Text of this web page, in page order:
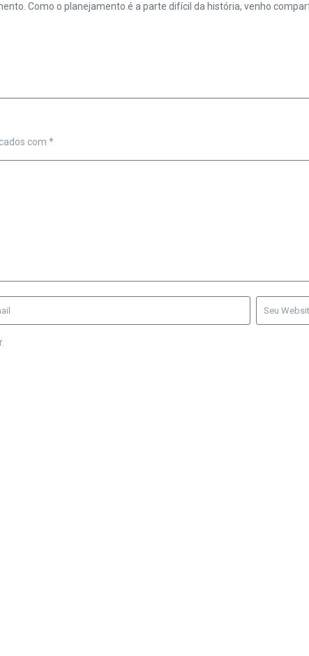
Como o planejamento é a parte difícil da história, venho
com *